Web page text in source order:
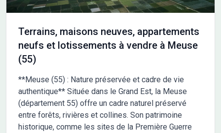
Terrains, maisons neuves, appartements
neufs et lotissements à vendre à Meuse
(55)
**Meuse (55) : Nature préservée et cadre de vie
authentique** Située dans le Grand Est, la Meuse
(département 55) offre un cadre naturel préservé
entre forêts, rivières et collines. Son patrimoine
historique, comme les sites de la Première Guerre